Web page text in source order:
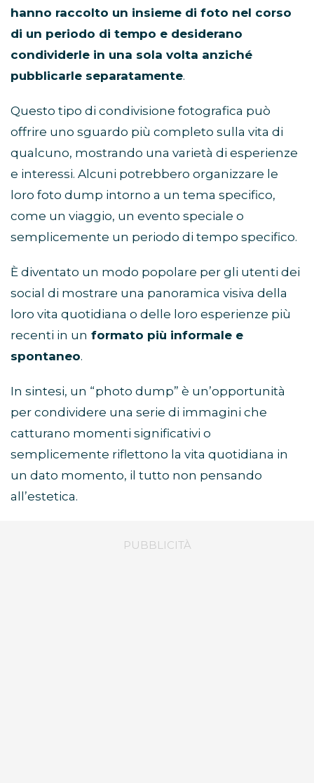
hanno raccolto un insieme di foto nel corso
di un periodo di tempo e desiderano
condividerle in una sola volta anziché
pubblicarle separatamente.
Questo tipo di condivisione fotografica può
offrire uno sguardo più completo sulla vita di
qualcuno, mostrando una varietà di esperienze
e interessi. Alcuni potrebbero organizzare le
loro foto dump intorno a un tema specifico,
come un viaggio, un evento speciale o
semplicemente un periodo di tempo specifico.
È diventato un modo popolare per gli utenti dei
social di mostrare una panoramica visiva della
loro vita quotidiana o delle loro esperienze più
recenti in un formato più informale e
spontaneo.
In sintesi, un “photo dump” è un’opportunità
per condividere una serie di immagini che
catturano momenti significativi o
semplicemente riflettono la vita quotidiana in
un dato momento, il tutto non pensando
all’estetica.